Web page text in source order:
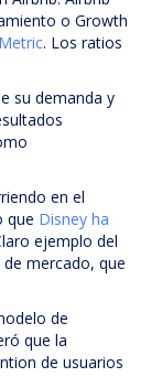
o Growth
. Los ratios
su demanda y
en el
que Disney ha
ejemplo del
mercado, que
de
que la
de usuarios